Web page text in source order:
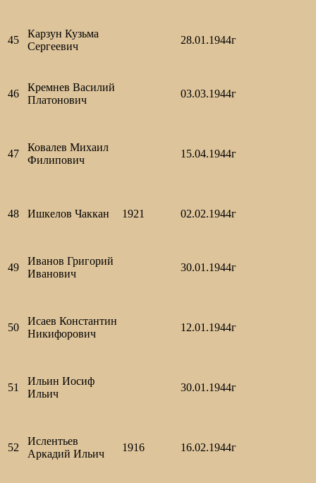
45
Карзун Кузьма
Сергеевич
28.01.1944г
46
Кремнев Василий
Платонович
03.03.1944г
47
Ковалев Михаил
Филипович
15.04.1944г
48 Ишкелов Чаккан 1921 02.02.1944г
49
Иванов Григорий
Иванович
30.01.1944г
50
Исаев Константин
Никифорович
12.01.1944г
51
Ильин Иосиф
Ильич
30.01.1944г
52
Ислентьев
Аркадий Ильич
1916 16.02.1944г